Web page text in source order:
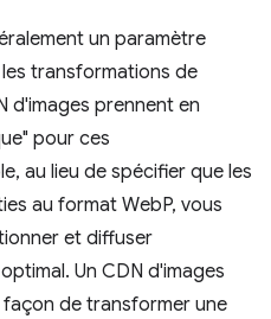
un paramètre
transformations de
d'images prennent en
pour ces
au lieu de spécifier que les
au format WebP, vous
et diffuser
Un CDN d'images
de transformer une